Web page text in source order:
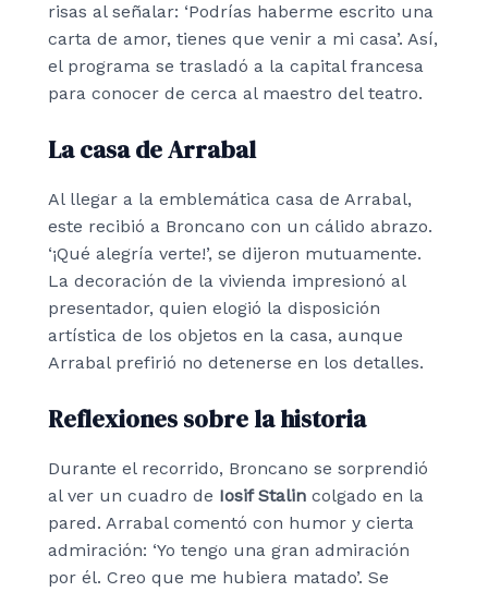
risas al señalar: ‘Podrías haberme escrito una
carta de amor, tienes que venir a mi casa’. Así,
el programa se trasladó a la capital francesa
para conocer de cerca al maestro del teatro.
La casa de Arrabal
Al llegar a la emblemática casa de Arrabal,
este recibió a Broncano con un cálido abrazo.
‘¡Qué alegría verte!’, se dijeron mutuamente.
La decoración de la vivienda impresionó al
presentador, quien elogió la disposición
artística de los objetos en la casa, aunque
Arrabal prefirió no detenerse en los detalles.
Reflexiones sobre la historia
Durante el recorrido, Broncano se sorprendió
al ver un cuadro de Iosif Stalin colgado en la
pared. Arrabal comentó con humor y cierta
admiración: ‘Yo tengo una gran admiración
por él. Creo que me hubiera matado’. Se